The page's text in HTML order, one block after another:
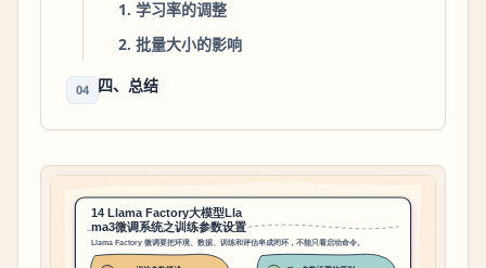
1. 学习率的调整
2. 批量大小的影响
04 四、总结